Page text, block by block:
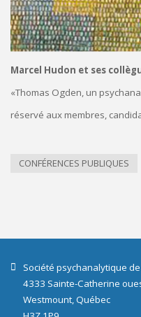
Marcel Hudon et ses
«Thomas Ogden, un
réservé aux membres,
CONFÉRENCES PUBLIQUES
Société psychanalytique
4333 Sainte-Catherine
Westmount, Québec